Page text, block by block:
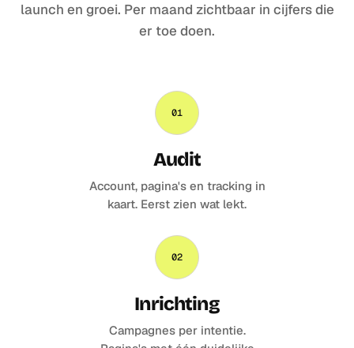
launch en groei. Per maand zichtbaar in cijfers die
er toe doen.
01
Audit
Account, pagina's en tracking in
kaart. Eerst zien wat lekt.
02
Inrichting
Campagnes per intentie.